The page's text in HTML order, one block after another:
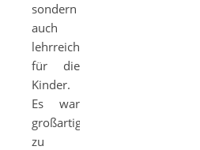
sondern
auch
lehrreich
für die
Kinder.
Es war
großartig
zu